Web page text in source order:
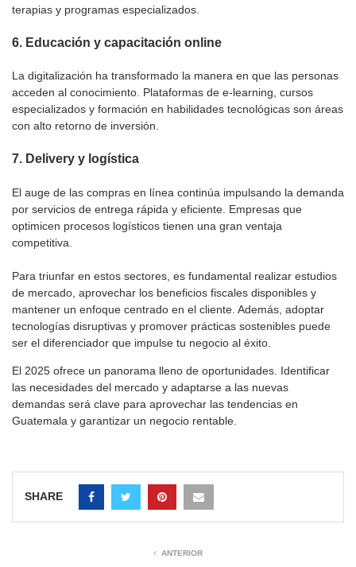
terapias y programas especializados.
6. Educación y capacitación online
La digitalización ha transformado la manera en que las personas
acceden al conocimiento. Plataformas de e-learning, cursos
especializados y formación en habilidades tecnológicas son áreas
con alto retorno de inversión.
7. Delivery y logística
El auge de las compras en línea continúa impulsando la demanda
por servicios de entrega rápida y eficiente. Empresas que
optimicen procesos logísticos tienen una gran ventaja
competitiva.
Para triunfar en estos sectores, es fundamental realizar estudios
de mercado, aprovechar los beneficios fiscales disponibles y
mantener un enfoque centrado en el cliente. Además, adoptar
tecnologías disruptivas y promover prácticas sostenibles puede
ser el diferenciador que impulse tu negocio al éxito.
El 2025 ofrece un panorama lleno de oportunidades. Identificar
las necesidades del mercado y adaptarse a las nuevas
demandas será clave para aprovechar las tendencias en
Guatemala y garantizar un negocio rentable.
SHARE
ANTERIOR